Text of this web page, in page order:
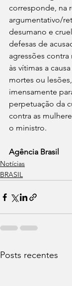
corresponde, na
argumentativo/
desumano e
defesas de
agressões
às vítimas a
mortes ou
imensamente
perpetuação da
contra as
o ministro.
Agência Brasil
Notícias
BRASIL
Posts recentes